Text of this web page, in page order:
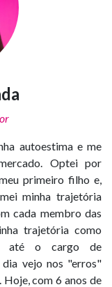
autoestima e me
Optei por
primeiro filho e,
minha trajetória
cada membro das
trajetória como
até o cargo de
vejo nos "erros"
com 6 anos de